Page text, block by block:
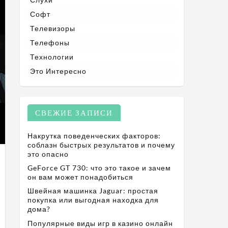
Софт
Телевизоры
Телефоны
Технологии
Это Интересно
СВЕЖИЕ ЗАПИСИ
Накрутка поведенческих факторов:
соблазн быстрых результатов и почему
это опасно
GeForce GT 730: что это такое и зачем
он вам может понадобиться
Швейная машинка Jaguar: простая
покупка или выгодная находка для
дома?
Популярные виды игр в казино онлайн